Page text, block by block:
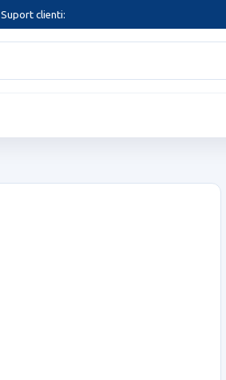
Suport clienti: